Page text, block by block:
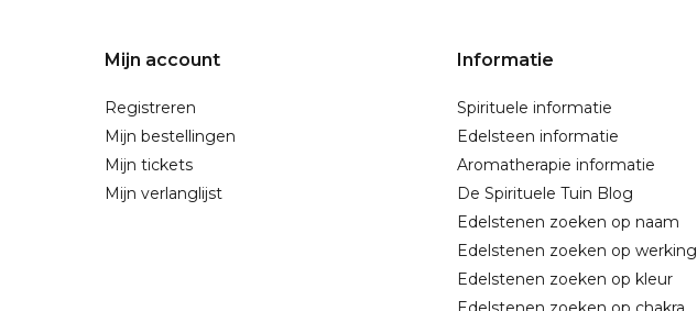
Mijn account
Registreren
Mijn bestellingen
Mijn tickets
Mijn verlanglijst
Informatie
Spirituele informatie
Edelsteen informatie
Aromatherapie informatie
De Spirituele Tuin Blog
Edelstenen zoeken op naam
Edelstenen zoeken op werking
Edelstenen zoeken op kleur